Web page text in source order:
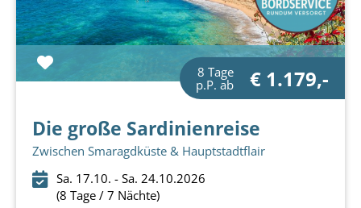
8 Tage
p.P. ab
€ 1.179,-
Die große Sardinienreise
Zwischen Smaragdküste & Hauptstadtflair
Sa. 17.10. - Sa. 24.10.2026
(8 Tage / 7 Nächte)